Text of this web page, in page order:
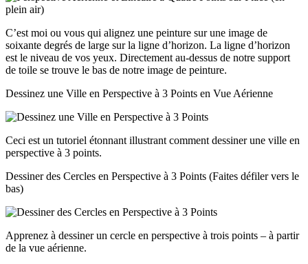
C’est moi ou vous qui alignez une peinture sur une image de
soixante degrés de large sur la ligne d’horizon. La ligne d’horizon
est le niveau de vos yeux. Directement au-dessus de notre support
de toile se trouve le bas de notre image de peinture.
Dessinez une Ville en Perspective à 3 Points en Vue Aérienne
Ceci est un tutoriel étonnant illustrant comment dessiner une ville en
perspective à 3 points.
Dessiner des Cercles en Perspective à 3 Points (Faites défiler vers le
bas)
Apprenez à dessiner un cercle en perspective à trois points – à partir
de la vue aérienne.